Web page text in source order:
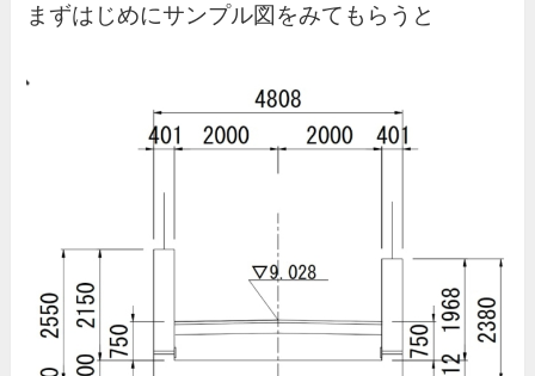
まずはじめにサンプル図をみてもらうと